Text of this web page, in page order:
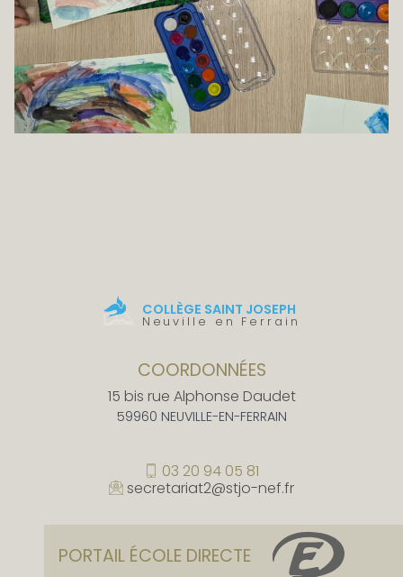
COLLÈGE SAINT JOSEPH
Neuville en Ferrain
COORDONNÉES
15 bis rue Alphonse Daudet
59960 NEUVILLE-EN-FERRAIN
03 20 94 05 81
secretariat2@stjo-nef.fr
PORTAIL ÉCOLE DIRECTE